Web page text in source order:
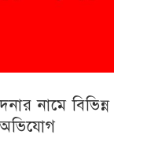
নামে বিভিন্ন
অভিযোগ